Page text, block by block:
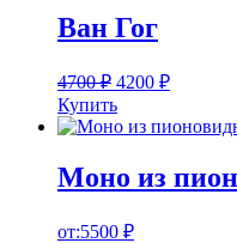
Ван Гог
4700₽ 4200 ₽
Купить
Моно из
от:5500 ₽